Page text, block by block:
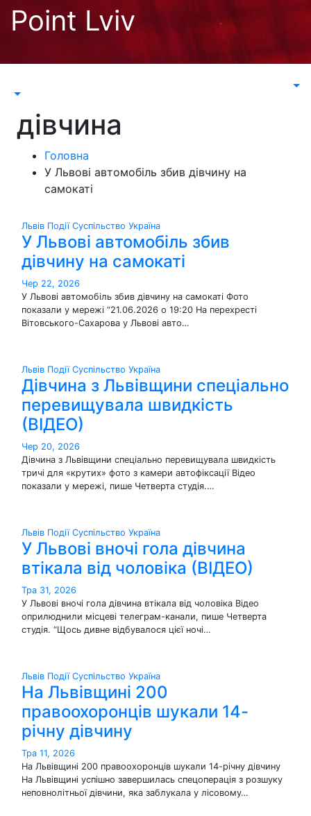
Перейти
Point Lviv
дівчина
Головна
У Львові автомобіль збив дівчину на
самокаті
Львів Події Суспільство Україна
У Львові автомобіль збив
дівчину на самокаті
Чер 22, 2026
У Львові автомобіль збив дівчину на самокаті Фото
показали у мережі “21.06.2026 о 19:20 На перехресті
Вітовського-Сахарова у Львові авто…
Львів Події Суспільство Україна
Дівчина з Львівщини спеціально
перевищувала швидкість
(ВІДЕО)
Чер 20, 2026
Дівчина з Львівщини спеціально перевищувала швидкість
тричі для «крутих» фото з камери автофіксації Відео
показали у мережі, пише Четверта студія.…
Львів Події Суспільство Україна
У Львові вночі гола дівчина
втікала від чоловіка (ВІДЕО)
Тра 31, 2026
У Львові вночі гола дівчина втікала від чоловіка Відео
оприлюднили місцеві телеграм-канали, пише Четверта
студія. “Щось дивне відбувалося цієї ночі…
Львів Події Суспільство Україна
На Львівщині 200
правоохоронців шукали 14-
річну дівчину
Тра 11, 2026
На Львівщині 200 правоохоронців шукали 14-річну дівчину
На Львівщині успішно завершилась спецоперація з розшуку
неповнолітньої дівчини, яка заблукала у лісовому…